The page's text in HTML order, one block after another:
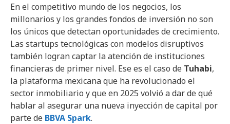
En el competitivo mundo de los negocios, los
millonarios y los grandes fondos de inversión no son
los únicos que detectan oportunidades de crecimiento.
Las startups tecnológicas con modelos disruptivos
también logran captar la atención de instituciones
financieras de primer nivel. Ese es el caso de Tuhabi,
la plataforma mexicana que ha revolucionado el
sector inmobiliario y que en 2025 volvió a dar de qué
hablar al asegurar una nueva inyección de capital por
parte de BBVA Spark.